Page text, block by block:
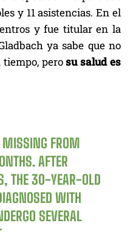
y 11 asistencias. En el
y fue titular en la
ya sabe que no
tiempo, perosu salud es
MISSING FROM
AFTER
THE 30-YEAR-OLD
WITH
SEVERAL